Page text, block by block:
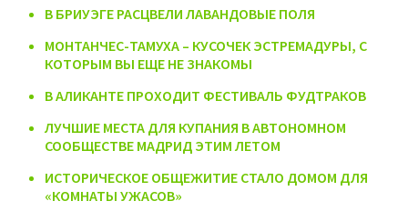
В БРИУЭГЕ РАСЦВЕЛИ ЛАВАНДОВЫЕ ПОЛЯ
МОНТАНЧЕС-ТАМУХА – КУСОЧЕК ЭСТРЕМАДУРЫ, С
КОТОРЫМ ВЫ ЕЩЕ НЕ ЗНАКОМЫ
В АЛИКАНТЕ ПРОХОДИТ ФЕСТИВАЛЬ ФУДТРАКОВ
ЛУЧШИЕ МЕСТА ДЛЯ КУПАНИЯ В АВТОНОМНОМ
СООБЩЕСТВЕ МАДРИД ЭТИМ ЛЕТОМ
ИСТОРИЧЕСКОЕ ОБЩЕЖИТИЕ СТАЛО ДОМОМ ДЛЯ
«КОМНАТЫ УЖАСОВ»